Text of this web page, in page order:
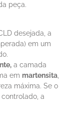
peça.
desejada, a
em um
a camada
em martensita
máxima. Se o
a